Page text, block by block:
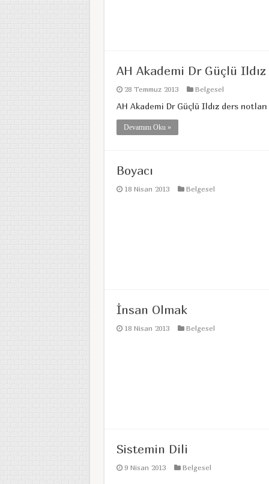
AH Akademi Dr Güçlü
28 Temmuz 2013 Belgesel
AH Akademi Dr Güçlü Ildız ders notları
Devamını Oku »
Boyacı
18 Nisan 2013 Belgesel
İnsan Olmak
18 Nisan 2013 Belgesel
Sistemin Dili
9 Nisan 2013 Belgesel